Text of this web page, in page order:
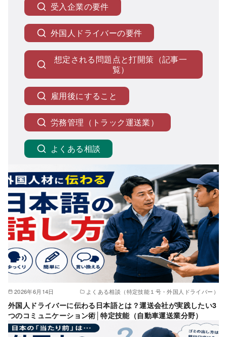
受入企業の要件
外国人ドライバーの要件
想定される問題点と打開策（記事一
覧）
雇用後にすること
労務管理（トラック運送業）
よくある相談
2026年6月14日 よくある相談（特定技能１号・外国人ドライバー）
外国人ドライバーに伝わる日本語とは？運送会社が実践したい3
つのコミュニケーション術│特定技能（自動車運送業分野）